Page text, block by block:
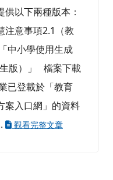
以下兩種版本：
注意事項2.1（教
中小學使用生成
版）」 檔案下載
已登載於「教育
案入口網」的資料
觀看完整文章